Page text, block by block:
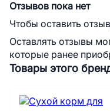
Товары этого
Отзывов пока нет
Чтобы оставить
Оставлять отзывы
которые ранее